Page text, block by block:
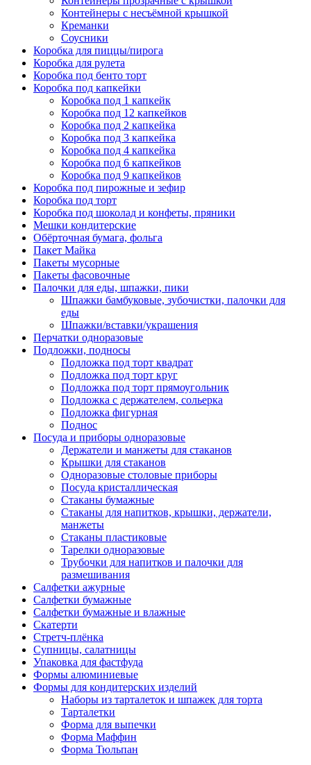
Контейнеры с несъёмной крышкой
Креманки
Соусники
Коробка для пиццы/пирога
Коробка для рулета
Коробка под бенто торт
Коробка под капкейки
Коробка под 1 капкейк
Коробка под 12 капкейков
Коробка под 2 капкейка
Коробка под 3 капкейка
Коробка под 4 капкейка
Коробка под 6 капкейков
Коробка под 9 капкейков
Коробка под пирожные и зефир
Коробка под торт
Коробка под шоколад и конфеты, пряники
Мешки кондитерские
Обёрточная бумага, фольга
Пакет Майка
Пакеты мусорные
Пакеты фасовочные
Палочки для еды, шпажки, пики
Шпажки бамбуковые, зубочистки, палочки для
еды
Шпажки/вставки/украшения
Перчатки одноразовые
Подложки, подносы
Подложка под торт квадрат
Подложка под торт круг
Подложка под торт прямоугольник
Подложка с держателем, сольерка
Подложка фигурная
Поднос
Посуда и приборы одноразовые
Держатели и манжеты для стаканов
Крышки для стаканов
Одноразовые столовые приборы
Посуда кристаллическая
Стаканы бумажные
Стаканы для напитков, крышки, держатели,
манжеты
Стаканы пластиковые
Тарелки одноразовые
Трубочки для напитков и палочки для
размешивания
Салфетки ажурные
Салфетки бумажные
Салфетки бумажные и влажные
Скатерти
Стретч-плёнка
Супницы, салатницы
Упаковка для фастфуда
Формы алюминиевые
Формы для кондитерских изделий
Наборы из тарталеток и шпажек для торта
Тарталетки
Форма для выпечки
Форма Маффин
Форма Тюльпан